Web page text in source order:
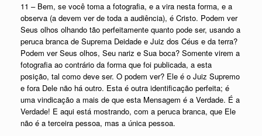
11 – Bem, se você toma a fotografia, e a vira nesta forma, e a
observa (a devem ver de toda a audiência), é Cristo. Podem ver
Seus olhos olhando tão perfeitamente quanto pode ser, usando a
peruca branca de Suprema Deidade e Juiz dos Céus e da terra?
Podem ver Seus olhos, Seu nariz e Sua boca? Somente virem a
fotografia ao contrário da forma que foi publicada, a esta
posição, tal como deve ser. O podem ver? Ele é o Juiz Supremo
e fora Dele não há outro. Esta é outra identificação perfeita; é
uma vindicação a mais de que esta Mensagem é a Verdade. É a
Verdade! E aqui está mostrando, com a peruca branca, que Ele
não é a terceira pessoa, mas a única pessoa.